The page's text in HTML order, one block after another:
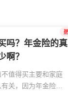
吗？年金险的真
啊？
值得买主要和家庭
关，因为年金险是